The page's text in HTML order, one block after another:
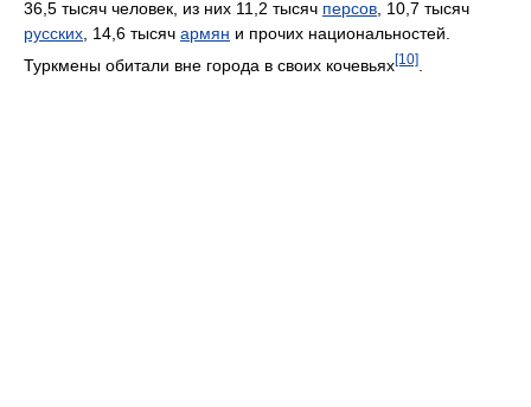
36,5 тысяч человек, из них 11,2 тысяч персов , 10,7 тысяч
русских , 14,6 тысяч армян и прочих национальностей.
Туркмены обитали вне города в своих кочевьях[10]